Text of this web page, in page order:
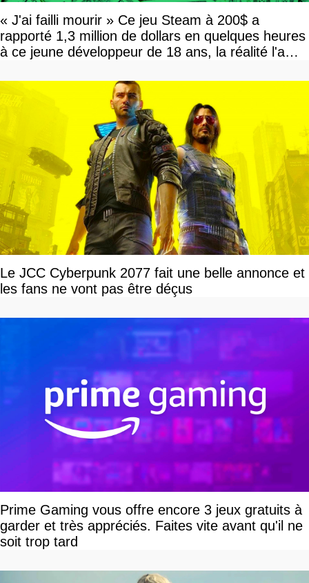
« J'ai failli mourir » Ce jeu Steam à 200$ a
rapporté 1,3 million de dollars en quelques heures
à ce jeune développeur de 18 ans, la réalité l'a
Le JCC Cyberpunk 2077 fait une belle annonce et
les fans ne vont pas être déçus
Prime Gaming vous offre encore 3 jeux gratuits à
garder et très appréciés. Faites vite avant qu'il ne
soit trop tard